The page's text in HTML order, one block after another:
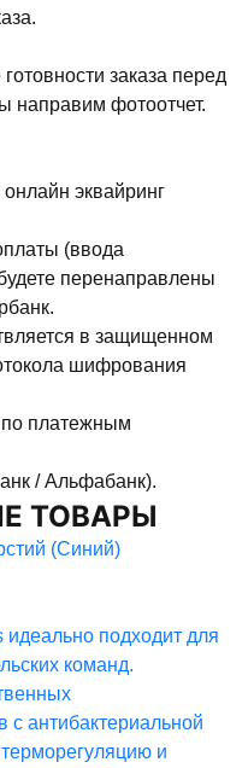
заказа перед
направим фотоотчет.
эквайринг
(ввода
перенаправлены
в защищенном
шифрования
по платежным
/ Альфабанк).
ТОВАРЫ
(Синий)
подходит для
команд.
с антибактериальной
и